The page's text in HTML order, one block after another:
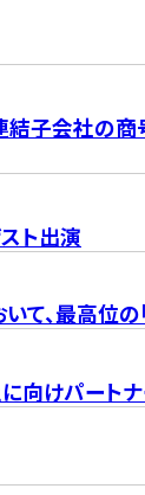
結子会社の
ト出演
て、最高位の
向けパート